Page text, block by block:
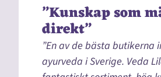
”Kunskap som
direkt”
”En av de bästa butikerna
ayurveda i Sverige. Veda